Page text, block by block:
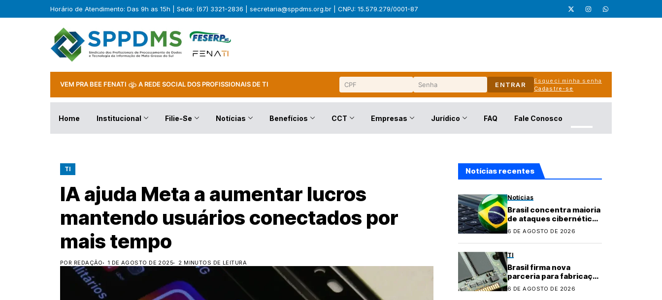
Horário de Atendimento: Das 9h as 15h | Sede: (67) 3321-2836 | secretaria@sppdms.org.br | CNPJ: 15.579.279/0001-87
VEM PRA BEE FENATI A REDE SOCIAL DOS PROFISSIONAIS DE TI ENTRAR
Esqueci minha senha
Cadastre-se
Home Institucional Filie-Se Notícias Benefícios CCT Empresas Jurídico FAQ Fale Conosco
TI
IA ajuda Meta a aumentar lucros
mantendo usuários conectados por
mais tempo
POR REDAÇÃO 1 DE AGOSTO DE 2025 2 MINUTOS DE LEITURA
Notícias recentes
Notícias
Brasil concentra maioria
de ataques cibernéticos
na América Latina
6 DE AGOSTO DE 2026
TI
Brasil firma nova
parceria para fabricação
local de
6 DE AGOSTO DE 2026